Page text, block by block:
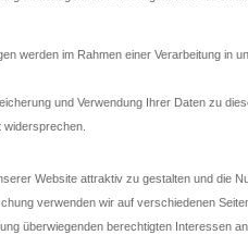
werden im Rahmen einer Verarbeitung in
und Verwendung Ihrer Daten zu
widersprechen.
Website attraktiv zu gestalten und die
verwenden wir auf verschiedenen
überwiegenden berechtigten Interessen